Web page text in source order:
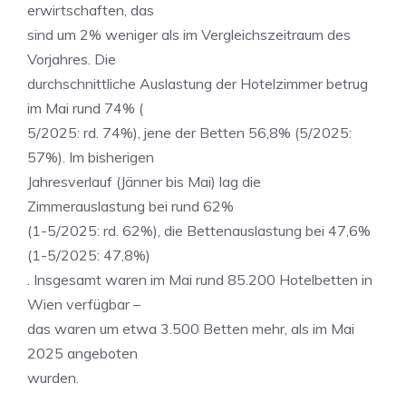
erwirtschaften, das
sind um 2% weniger als im Vergleichszeitraum des
Vorjahres. Die
durchschnittliche Auslastung der Hotelzimmer betrug
im Mai rund 74% (
5/2025: rd. 74%), jene der Betten 56,8% (5/2025:
57%). Im bisherigen
Jahresverlauf (Jänner bis Mai) lag die
Zimmerauslastung bei rund 62%
(1-5/2025: rd. 62%), die Bettenauslastung bei 47,6%
(1-5/2025: 47,8%)
. Insgesamt waren im Mai rund 85.200 Hotelbetten in
Wien verfügbar –
das waren um etwa 3.500 Betten mehr, als im Mai
2025 angeboten
wurden.